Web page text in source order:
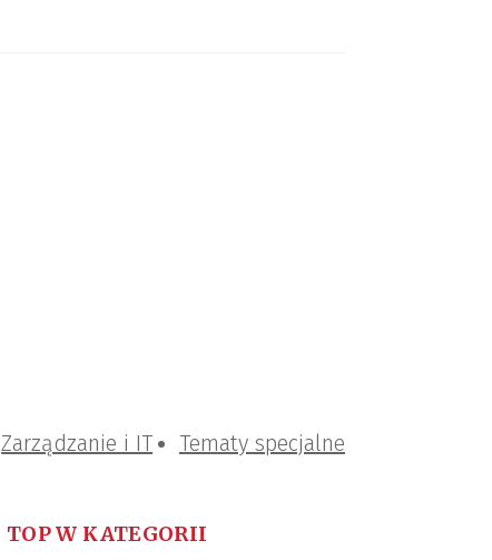
Zarządzanie i IT Tematy specjalne
TOP W KATEGORII